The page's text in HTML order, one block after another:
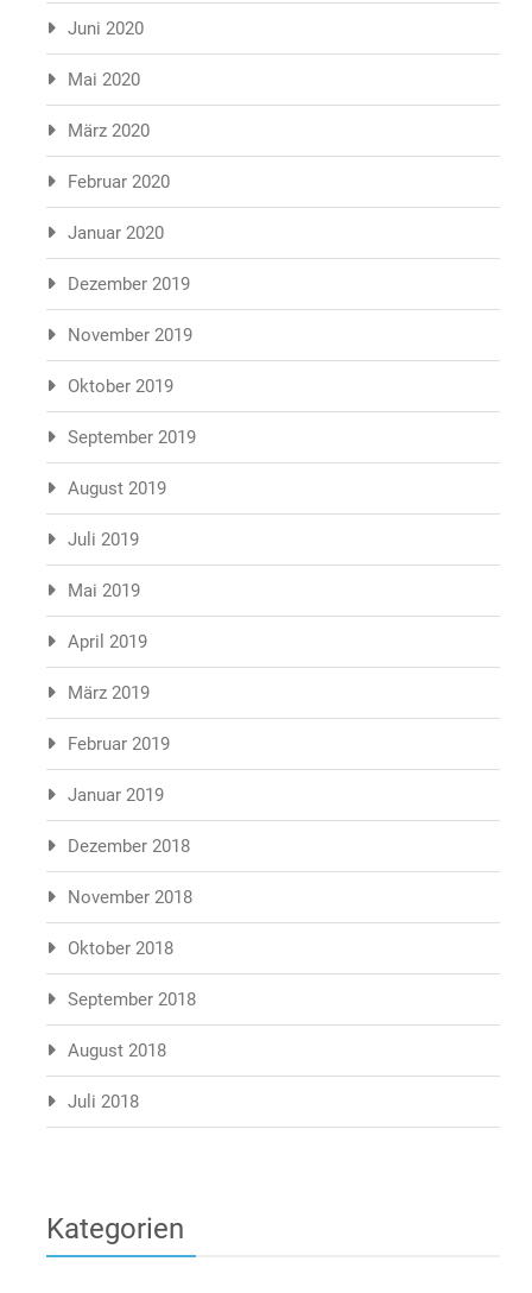
Juni 2020
Mai 2020
März 2020
Februar 2020
Januar 2020
Dezember 2019
November 2019
Oktober 2019
September 2019
August 2019
Juli 2019
Mai 2019
April 2019
März 2019
Februar 2019
Januar 2019
Dezember 2018
November 2018
Oktober 2018
September 2018
August 2018
Juli 2018
Kategorien